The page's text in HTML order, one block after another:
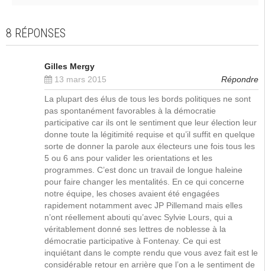
8 RÉPONSES
Gilles Mergy
13 mars 2015
Répondre
La plupart des élus de tous les bords politiques ne sont
pas spontanément favorables à la démocratie
participative car ils ont le sentiment que leur élection leur
donne toute la légitimité requise et qu’il suffit en quelque
sorte de donner la parole aux électeurs une fois tous les
5 ou 6 ans pour valider les orientations et les
programmes. C’est donc un travail de longue haleine
pour faire changer les mentalités. En ce qui concerne
notre équipe, les choses avaient été engagées
rapidement notamment avec JP Pillemand mais elles
n’ont réellement abouti qu’avec Sylvie Lours, qui a
véritablement donné ses lettres de noblesse à la
démocratie participative à Fontenay. Ce qui est
inquiétant dans le compte rendu que vous avez fait est le
considérable retour en arrière que l’on a le sentiment de